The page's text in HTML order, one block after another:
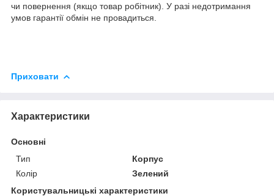
чи повернення (якщо товар робітник). У разі недотримання
умов гарантії обмін не провадиться.
Приховати
Характеристики
Основні
Тип
Корпус
Колір
Зелений
Користувальницькі характеристики